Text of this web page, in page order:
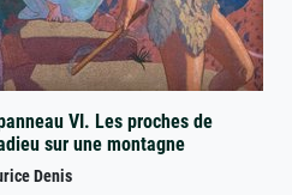
VI. Les proches de
sur une montagne
Denis